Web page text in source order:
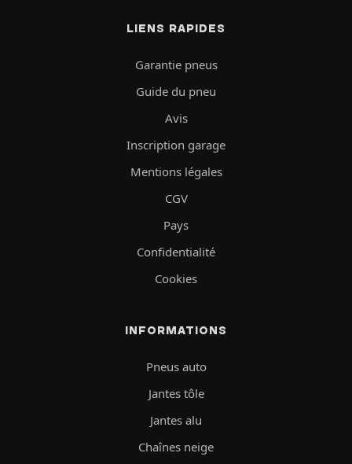
LIENS RAPIDES
Garantie pneus
Guide du pneu
Avis
Inscription garage
Mentions légales
CGV
Pays
Confidentialité
Cookies
INFORMATIONS
Pneus auto
Jantes tôle
Jantes alu
Chaînes neige